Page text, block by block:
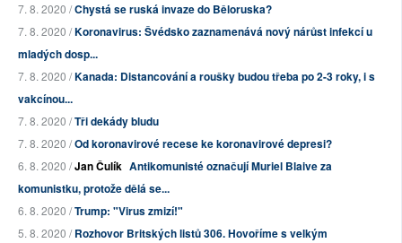
7. 8. 2020 /Chystá se ruská invaze do Běloruska?
7. 8. 2020 /Koronavirus: Švédsko zaznamenává nový nárůst infekcí u
mladých dosp...
7. 8. 2020 /Kanada: Distancování a roušky budou třeba po 2-3 roky, i s
vakcínou...
7. 8. 2020 /Tři dekády bludu
7. 8. 2020 /Od koronavirové recese ke koronavirové depresi?
6. 8. 2020 /Jan Čulík Antikomunisté označují Muriel Blaive za
komunistku, protože dělá se...
6. 8. 2020 /Trump: "Virus zmizí!"
5. 8. 2020 /Rozhovor Britských listů 306. Hovoříme s velkým